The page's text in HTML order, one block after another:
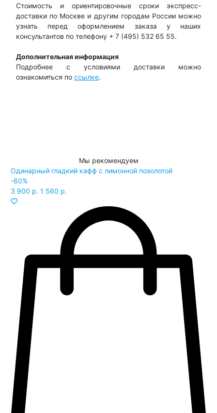
Стоимость и ориентировочные сроки экспресс-
доставки по Москве и другим городам России можно
узнать перед оформлением заказа у наших
консультантов по телефону + 7 (495) 532 65 55.
Дополнительная информация
Подробнее с условиями доставки можно
ознакомиться по ссылке.
Мы рекомендуем
Одинарный гладкий кафф с лимонной позолотой
-60%
3 900 р. 1 560 р.